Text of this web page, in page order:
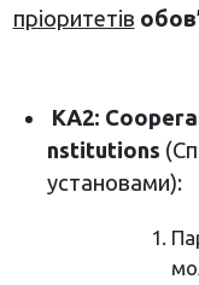
пріоритетів
КА2:
nstitutions
установами):